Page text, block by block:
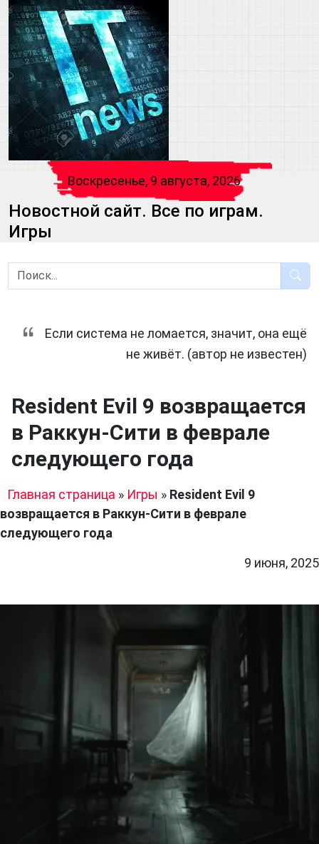
Воскресенье, 9 августа, 2026
Новостной сайт. Все по играм.
Игры
Если система не ломается, значит, она ещё
не живёт. (автор не известен)
Resident Evil 9 возвращается
в Раккун-Сити в феврале
следующего года
Главная страница » Игры » Resident Evil 9
возвращается в Раккун-Сити в феврале
следующего года
9 июня, 2025